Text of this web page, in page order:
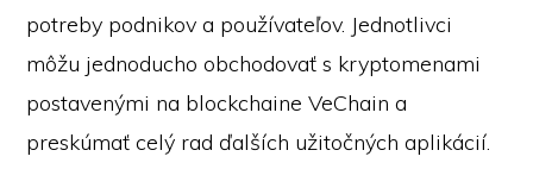
potreby podnikov a používateľov. Jednotlivci
môžu jednoducho obchodovať s kryptomenami
postavenými na blockchaine VeChain a
preskúmať celý rad ďalších užitočných aplikácií.